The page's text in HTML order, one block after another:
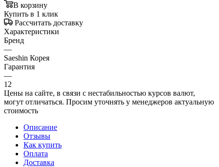
В корзину
Купить в 1 клик
Рассчитать доставку
Характеристики
Бренд
—
Saeshin Корея
Гарантия
—
12
Цены на сайте, в связи с нестабильностью курсов валют,
могут отличаться. Просим уточнять у менеджеров актуальную
стоимость
Описание
Отзывы
Как купить
Оплата
Доставка